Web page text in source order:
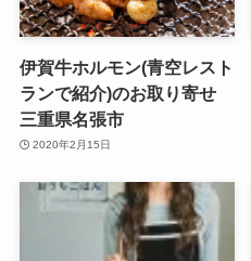
伊賀牛ホルモン(青空レスト
ランで紹介)のお取り寄せ
三重県名張市
2020年2月15日